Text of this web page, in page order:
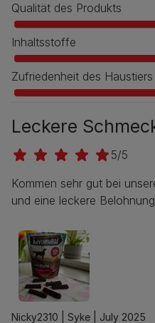
Qualität des Produkts
Inhaltsstoffe
Zufriedenheit des Haustiers
Leckere
5/5
Kommen sehr gut bei
und eine leckere
Nicky2310 | Syke | July 2025